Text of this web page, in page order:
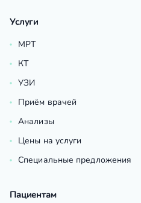
Услуги
МРТ
КТ
УЗИ
Приём врачей
Анализы
Цены на услуги
Специальные предложения
Пациентам